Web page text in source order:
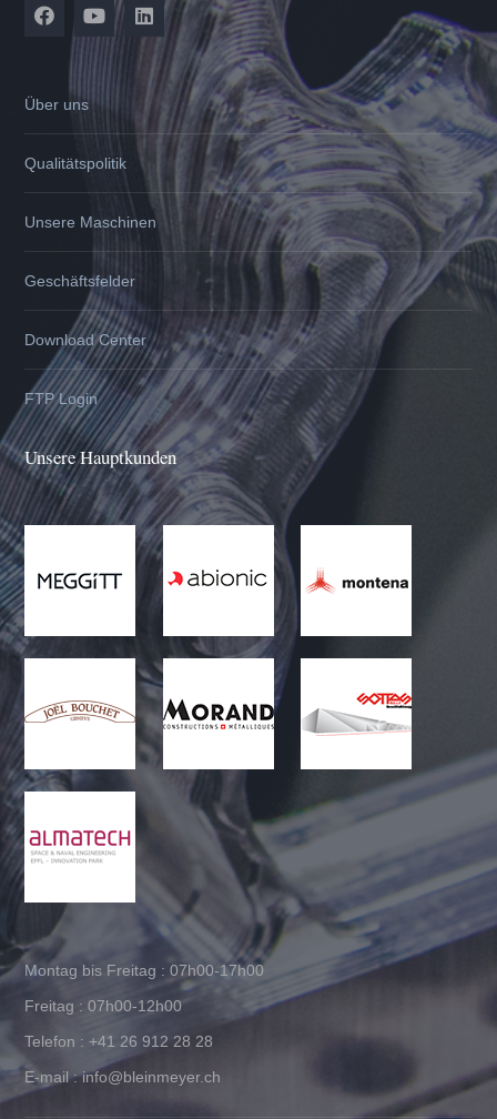
Über uns
Qualitätspolitik
Unsere Maschinen
Geschäftsfelder
Download Center
FTP Login
Unsere Hauptkunden
Montag bis Freitag : 07h00-17h00
Freitag : 07h00-12h00
Telefon : +41 26 912 28 28
E-mail : info@bleinmeyer.ch